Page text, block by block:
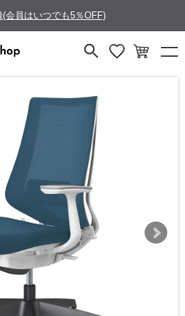
(会員はいつでも5％OFF)